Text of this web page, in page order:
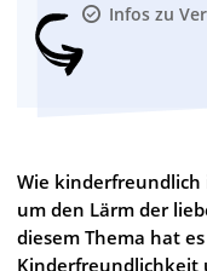
Infos zu
Wie kinderfreundlich
um den Lärm der
diesem Thema hat
Kinderfreundlichkeit